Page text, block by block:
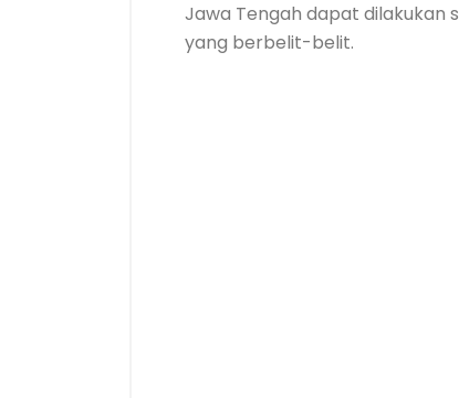
Jawa Tengah dapat dilakukan
yang berbelit-belit.